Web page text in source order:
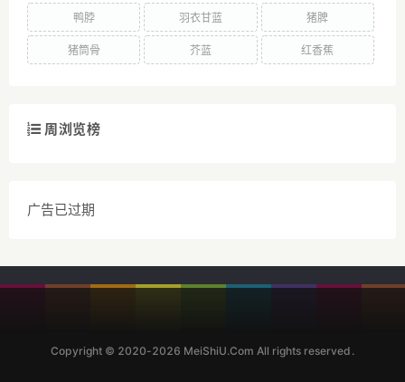
鸭脖 羽衣甘蓝 猪脾
猪筒骨 芥蓝 红香蕉
周浏览榜
广告已过期
Copyright © 2020-2026 MeiShiU.Com All rights reserved.